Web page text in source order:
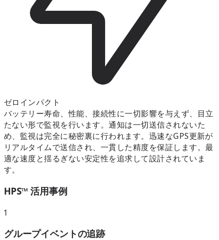
ゼロインパクト
バッテリー寿命、性能、接続性に一切影響を与えず、目立
たない形で監視を行います。通知は一切送信されないた
め、監視は完全に秘密裏に行われます。迅速なGPS更新が
リアルタイムで送信され、一貫した精度を保証します。最
適な速度と揺るぎない安定性を追求して設計されていま
す。
HPS™ 活用事例
1
グループイベントの追跡